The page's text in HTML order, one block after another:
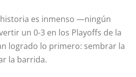
es inmenso —ningún
un 0-3 en los Playoffs de la
logrado lo primero: sembrar la
la barrida.